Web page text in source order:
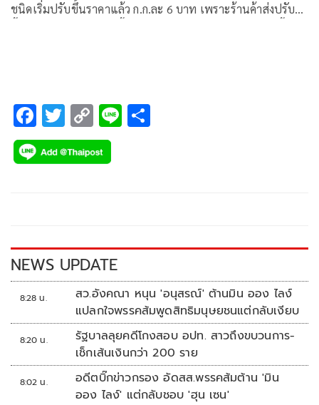
ชนิดเริ่มปรับขึ้นราคาแล้ว ก.ก.ละ 6 บาท เพราะร้านค้าส่งปรับ
F
ac
e
k
T
wi
tt
C
o
p
k
Li
NEWS UPDATE
8:28 น.
สว.อังคณา หนุน 'อนุสรณ์' ต้านมิน ออง ไลง์
แปลกใจพรรคส้มพูดสิทธิมนุษยชนแต่กลับเงียบ
8:20 น.
รัฐบาลลุยคดีโกงสอบ อปท. สาวถึงขบวนการ-
เช็กเส้นเงินกว่า 200 ราย
8:02 น.
อดีตบิ๊กข่าวกรอง อัดสส.พรรคส้มต้าน 'มิน
ออง ไลง์' แต่กลับชอบ 'ฮุน เซน'